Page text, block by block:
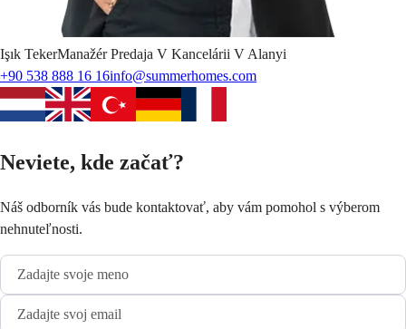
Işık TekerManažér Predaja V Kancelárii V Alanyi
+90 538 888 16 16info@summerhomes.com
Neviete, kde začať?
Náš odborník vás bude kontaktovať, aby vám pomohol s výberom
nehnuteľnosti.